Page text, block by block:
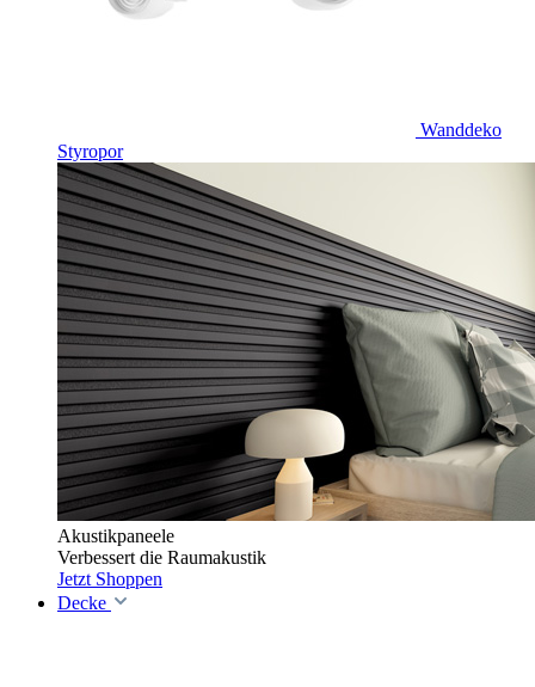
Wanddeko
Styropor
Akustikpaneele
Verbessert die Raumakustik
Jetzt Shoppen
Decke